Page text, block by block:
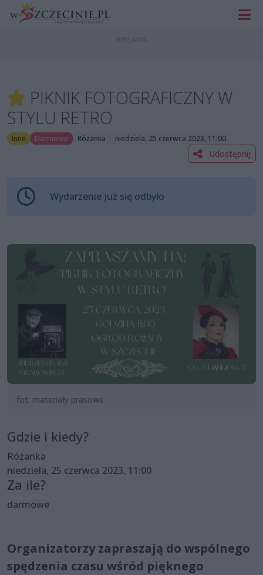
PIKNIK FOTOGRAFICZNY W
STYLU RETRO
Inne Darmowe Różanka niedziela, 25 czerwca 2023, 11:00
Udostępnij
Wydarzenie już się odbyło
fot. materiały prasowe
Gdzie i kiedy?
Różanka
niedziela, 25 czerwca 2023, 11:00
Za ile?
darmowe
Organizatorzy zapraszają do wspólnego
spędzenia czasu wśród pięknego